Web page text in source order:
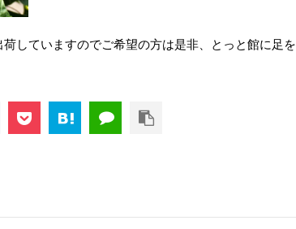
していますのでご希望の方は是非、とっと館に足を